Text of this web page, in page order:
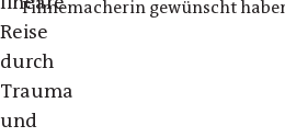
Reise
durch
Trauma
und
Filmemacherin gewünscht